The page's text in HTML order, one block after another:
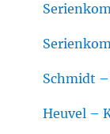
Schmidt
Heuvel –